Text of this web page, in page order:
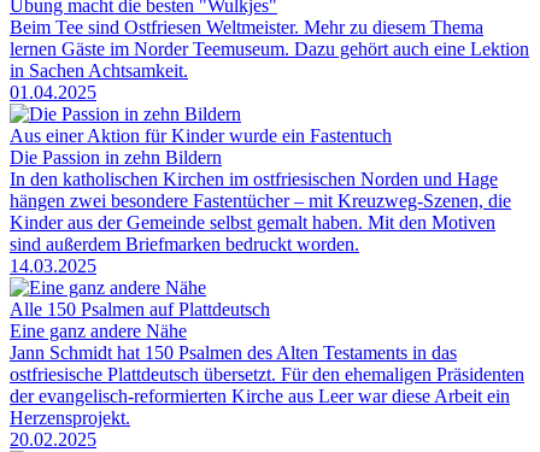
Übung macht die besten "Wulkjes"
Beim Tee sind Ostfriesen Weltmeister. Mehr zu diesem Thema
lernen Gäste im Norder Teemuseum. Dazu gehört auch eine Lektion
in Sachen Achtsamkeit.
01.04.2025
Aus einer Aktion für Kinder wurde ein Fastentuch
Die Passion in zehn Bildern
In den katholischen Kirchen im ostfriesischen Norden und Hage
hängen zwei besondere Fastentücher – mit Kreuzweg-Szenen, die
Kinder aus der Gemeinde selbst gemalt haben. Mit den Motiven
sind außerdem Briefmarken bedruckt worden.
14.03.2025
Alle 150 Psalmen auf Plattdeutsch
Eine ganz andere Nähe
Jann Schmidt hat 150 Psalmen des Alten Testaments in das
ostfriesische Plattdeutsch übersetzt. Für den ehemaligen Präsidenten
der evangelisch-reformierten Kirche aus Leer war diese Arbeit ein
Herzensprojekt.
20.02.2025